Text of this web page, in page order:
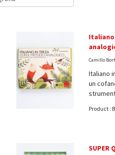
Camillo
Italiano
un
Product :
SUPER